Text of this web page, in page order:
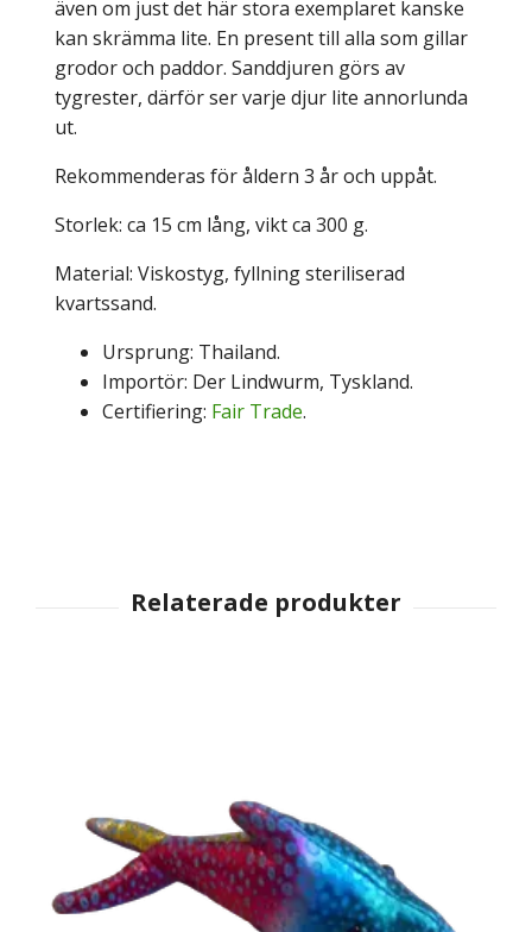
även om just det här stora exemplaret kanske
kan skrämma lite. En present till alla som gillar
grodor och paddor. Sanddjuren görs av
tygrester, därför ser varje djur lite annorlunda
ut.
Rekommenderas för åldern 3 år och uppåt.
Storlek: ca 15 cm lång, vikt ca 300 g.
Material: Viskostyg, fyllning steriliserad
kvartssand.
Ursprung: Thailand.
Importör: Der Lindwurm, Tyskland.
Certifiering: Fair Trade.